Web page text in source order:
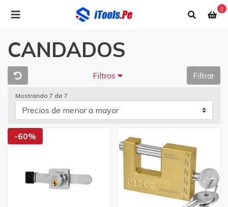
0
CANDADOS
Filtros Filtrar
Mostrando 7 de 7
-60%